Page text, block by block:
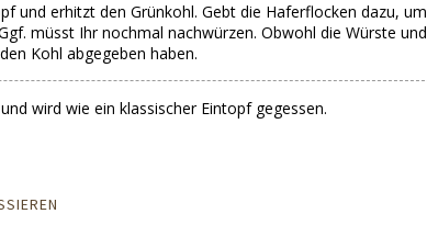
und erhitzt den Grünkohl. Gebt die Haferflocken dazu, um
müsst Ihr nochmal nachwürzen. Obwohl die Würste und
Kohl abgegeben haben.
wird wie ein klassischer Eintopf gegessen.